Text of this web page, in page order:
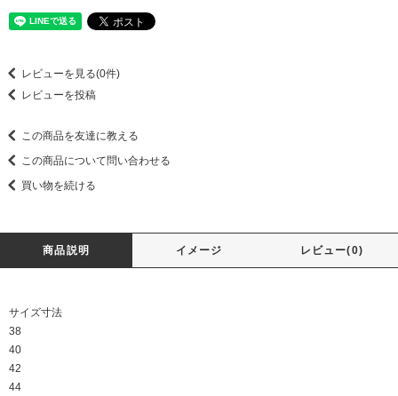
レビューを見る(0件)
レビューを投稿
この商品を友達に教える
この商品について問い合わせる
買い物を続ける
商品説明 イメージ レビュー(0)
サイズ寸法
38
40
42
44